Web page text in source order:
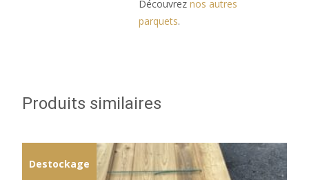
Découvrez nos autres
parquets.
Produits similaires
Destockage